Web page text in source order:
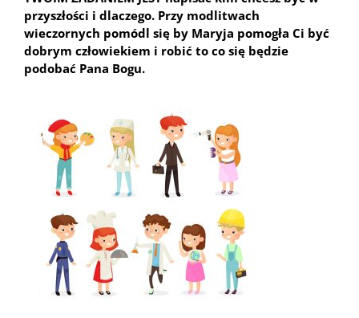
przyszłości i dlaczego. Przy modlitwach
wieczornych pomódl się by Maryja pomogła Ci być
dobrym człowiekiem i robić to co się będzie
podobać Pana Bogu.